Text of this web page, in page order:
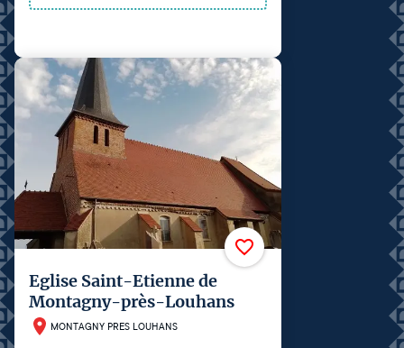
Eglise Saint-Etienne de
Montagny-près-Louhans
MONTAGNY PRES LOUHANS